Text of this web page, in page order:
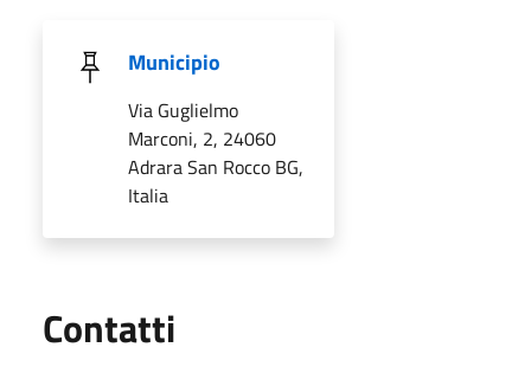
Municipio
Via Guglielmo
Marconi, 2, 24060
Adrara San Rocco BG,
Italia
Contatti